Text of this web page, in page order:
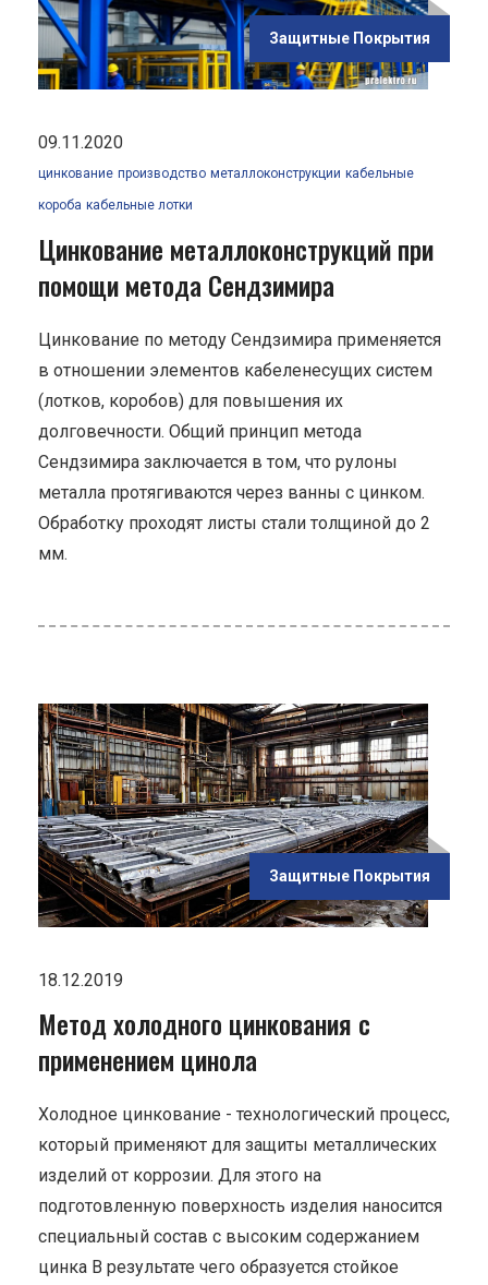
Защитные Покрытия
09.11.2020
цинкование производство металлоконструкции кабельные
короба кабельные лотки
Цинкование металлоконструкций при
помощи метода Сендзимира
Цинкование по методу Сендзимира применяется
в отношении элементов кабеленесущих систем
(лотков, коробов) для повышения их
долговечности. Общий принцип метода
Сендзимира заключается в том, что рулоны
металла протягиваются через ванны с цинком.
Обработку проходят листы стали толщиной до 2
мм.
Защитные Покрытия
18.12.2019
Метод холодного цинкования с
применением цинола
Холодное цинкование - технологический процесс,
который применяют для защиты металлических
изделий от коррозии. Для этого на
подготовленную поверхность изделия наносится
специальный состав с высоким содержанием
цинка В результате чего образуется стойкое